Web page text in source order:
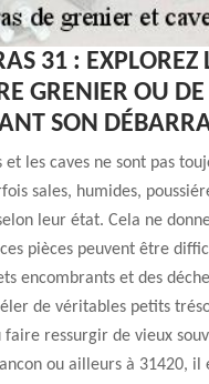
31 : EXPLOREZ
GRENIER OU
SON
et les caves ne sont pas
sales, humides,
leur état. Cela ne
pièces peuvent être
encombrants et des
de véritables petits
ressurgir de vieux
ou ailleurs à 31420,